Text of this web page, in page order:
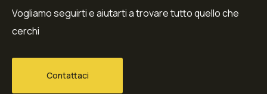
Vogliamo seguirti e aiutarti a trovare tutto quello che
cerchi
Contattaci